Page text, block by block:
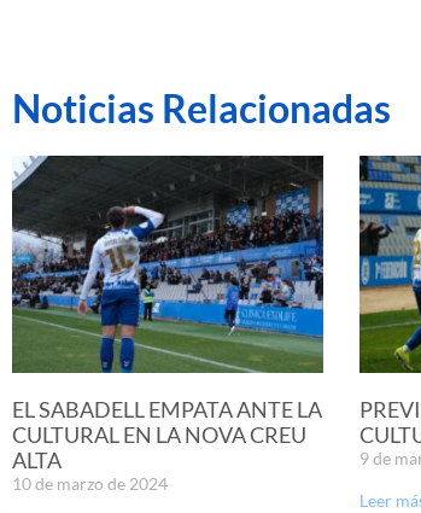
Noticias Relacionadas
EL SABADELL EMPATA ANTE LA
CULTURAL EN LA NOVA CREU
ALTA
10 de marzo de 2024
9 de
Leer